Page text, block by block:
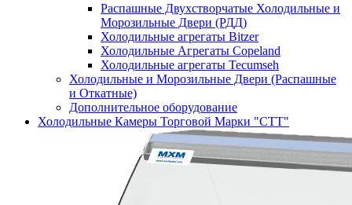
Распашные Двухстворчатые Холодильные и
Морозильные Двери (РДД)
Холодильные агрегаты Bitzer
Холодильные Агрегаты Copeland
Холодильные агрегаты Tecumseh
Холодильные и Морозильные Двери (Распашные
и Откатные)
Дополнительное оборудование
Холодильные Камеры Торговой Марки "СТТ"